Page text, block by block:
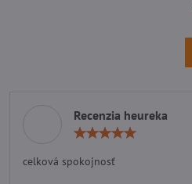
Recenzia heureka
celková spokojnosť